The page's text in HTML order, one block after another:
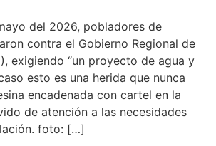
del 2026, pobladores de
contra el Gobierno Regional de
exigiendo “un proyecto de agua y
esto es una herida que nunca
encadenada con cartel en la
de atención a las necesidades
foto: […]